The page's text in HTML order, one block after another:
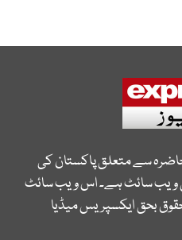
سے متعلق پاکستان کی
ویب سائٹ ہے۔ اس ویب سائٹ
بحق ایکسپریس میڈیا